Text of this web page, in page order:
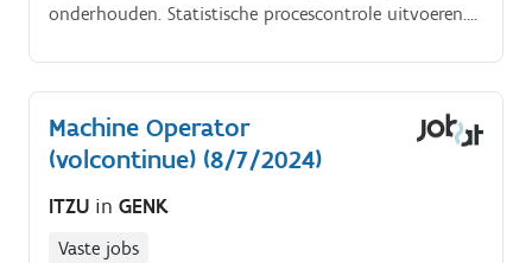
onderhouden. Statistische procescontrole uitvoeren.
problemen direct melden aan de lead.
Machine Operator
(volcontinue) (8/7/2024)
ITZU in GENK
Vaste jobs